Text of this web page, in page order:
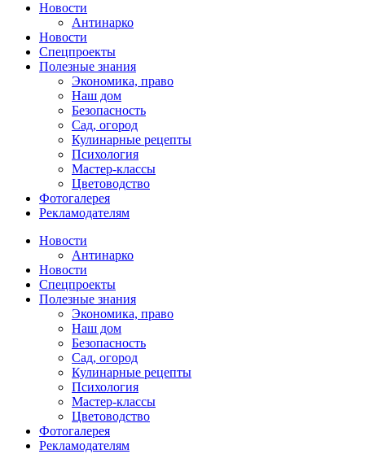
Новости
Антинарко
Новости
Спецпроекты
Полезные знания
Экономика, право
Наш дом
Безопасность
Сад, огород
Кулинарные рецепты
Психология
Мастер-классы
Цветоводство
Фотогалерея
Рекламодателям
Новости
Антинарко
Новости
Спецпроекты
Полезные знания
Экономика, право
Наш дом
Безопасность
Сад, огород
Кулинарные рецепты
Психология
Мастер-классы
Цветоводство
Фотогалерея
Рекламодателям